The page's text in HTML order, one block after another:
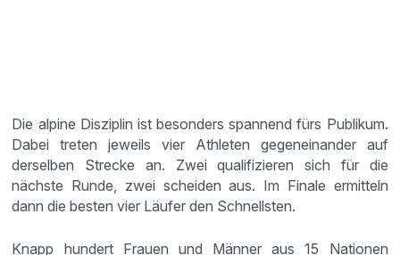
Die alpine Disziplin ist besonders spannend fürs Publikum.
Dabei treten jeweils vier Athleten gegeneinander auf
derselben Strecke an. Zwei qualifizieren sich für die
nächste Runde, zwei scheiden aus. Im Finale ermitteln
dann die besten vier Läufer den Schnellsten.
Knapp hundert Frauen und Männer aus 15 Nationen